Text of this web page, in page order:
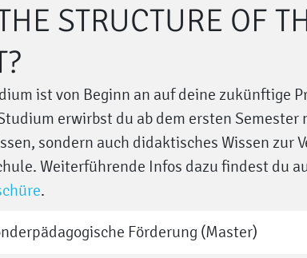
STRUCTURE OF
ist von Beginn an auf deine zukünftige
erwirbst du ab dem ersten Semester
sondern auch didaktisches Wissen zur
Weiterführende Infos dazu findest du
.
Förderung (Master)